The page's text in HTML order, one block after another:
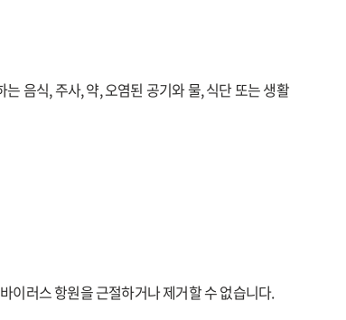
음식, 주사, 약, 오염된 공기와 물, 식단 또는 생활
이러스 항원을 근절하거나 제거할 수 없습니다.